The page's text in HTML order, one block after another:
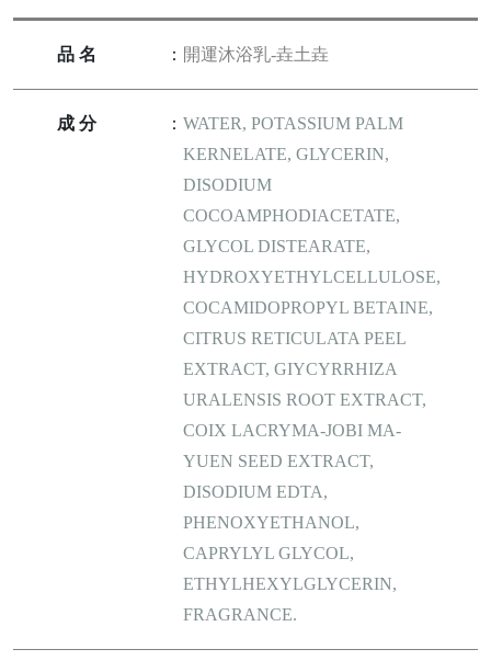
品名 ： 開運沐浴乳-垚土垚
成分 ：WATER, POTASSIUM PALM
KERNELATE, GLYCERIN,
DISODIUM
COCOAMPHODIACETATE,
GLYCOL DISTEARATE,
HYDROXYETHYLCELLULOSE,
COCAMIDOPROPYL BETAINE,
CITRUS RETICULATA PEEL
EXTRACT, GIYCYRRHIZA
URALENSIS ROOT EXTRACT,
COIX LACRYMA-JOBI MA-
YUEN SEED EXTRACT,
DISODIUM EDTA,
PHENOXYETHANOL,
CAPRYLYL GLYCOL,
ETHYLHEXYLGLYCERIN,
FRAGRANCE.